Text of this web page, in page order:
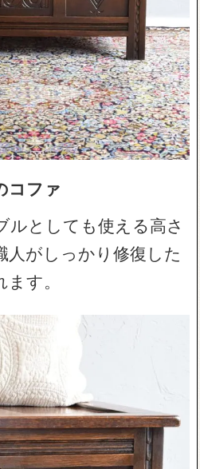
コファ
ルとしても使える高さ
人がしっかり修復した
す。